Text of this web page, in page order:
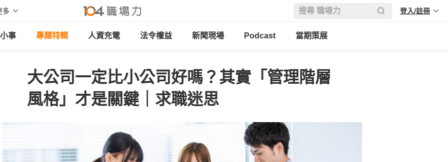
多 登入/註冊
事 專題特輯 人資充電 法令權益 新聞現場 Podcast 當期策展
大公司一定比小公司好嗎？其實「管理階層
風格」才是關鍵｜求職迷思